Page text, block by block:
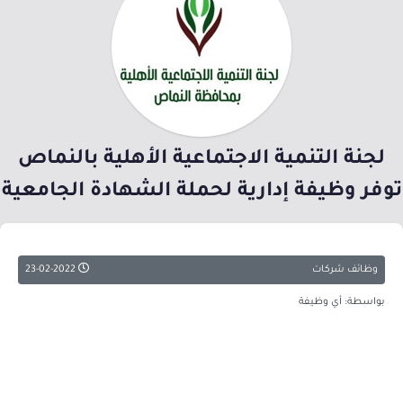
لجنة التنمية الاجتماعية الأهلية بالنماص
توفر وظيفة إدارية لحملة الشهادة الجامعية
وظائف شركات
بواسطة: أي وظيفة